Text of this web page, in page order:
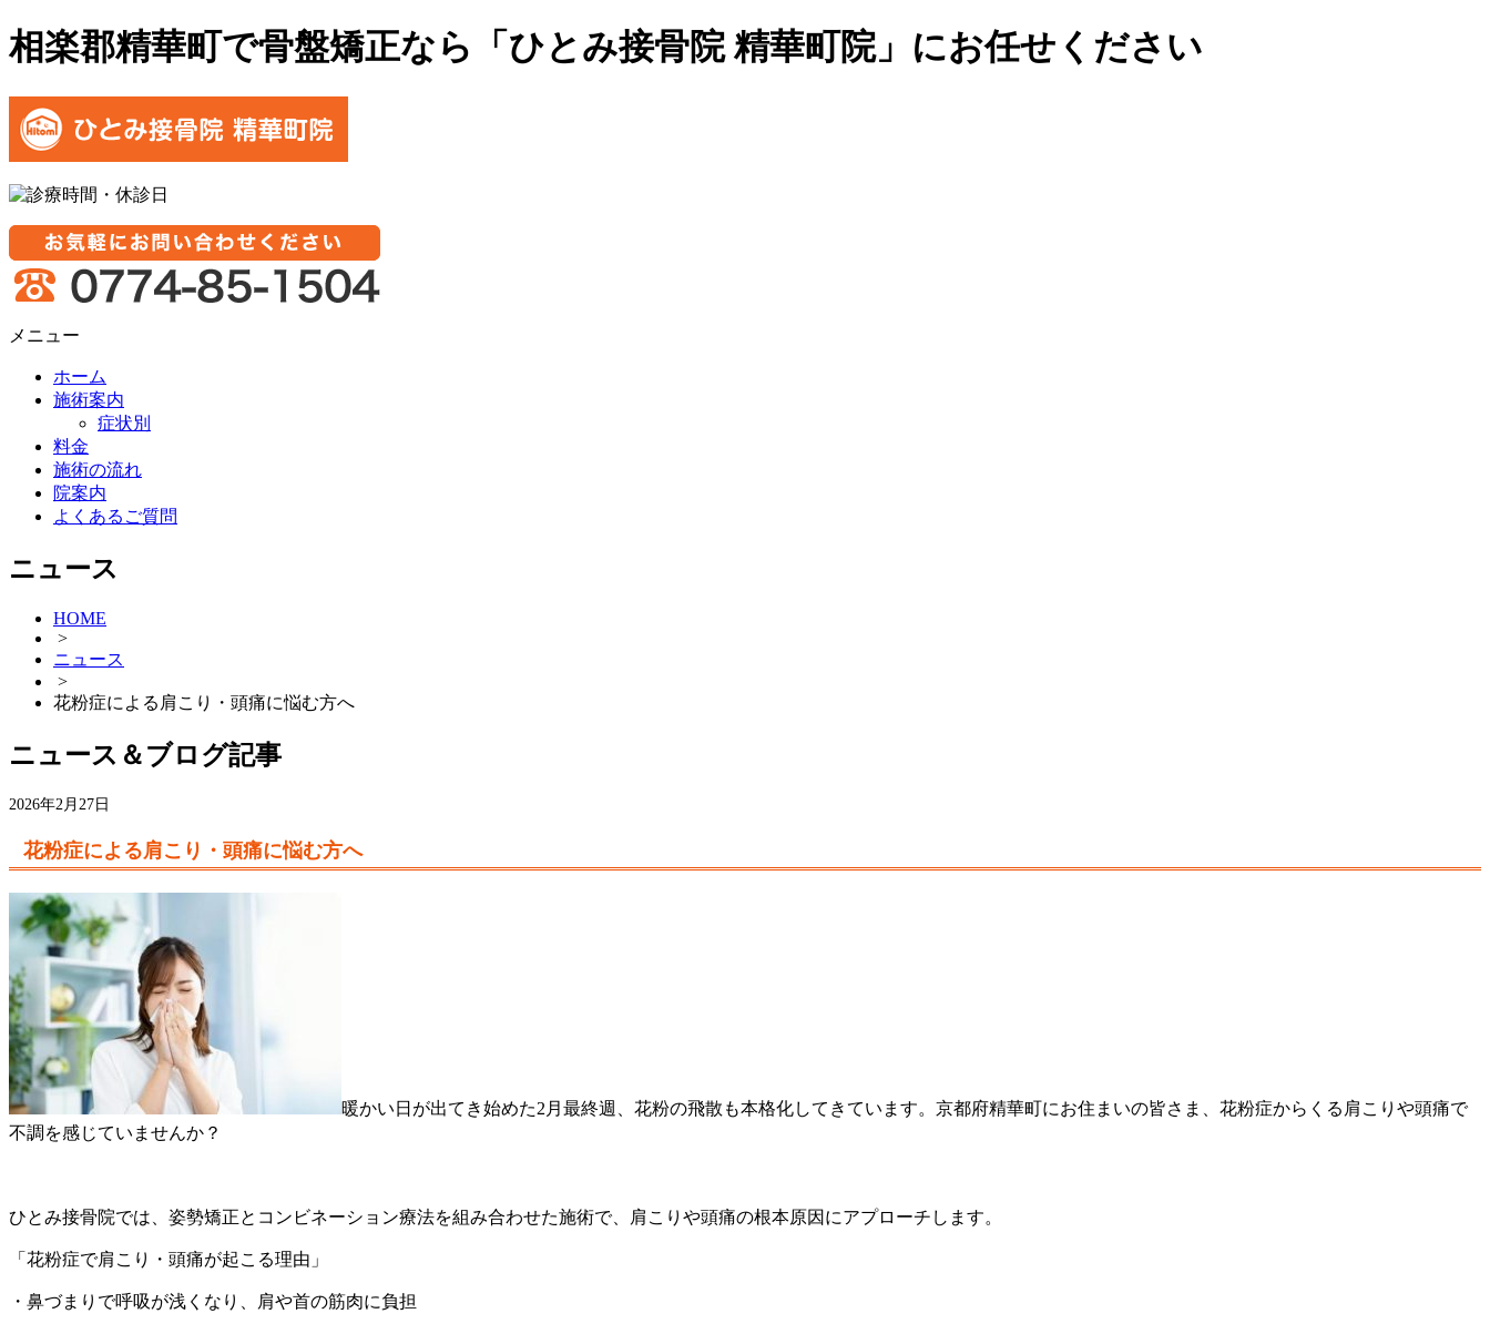
相楽郡精華町で骨盤矯正なら「ひとみ接骨院 精華町院」にお任せください
メニュー
ホーム
施術案内
症状別
料金
施術の流れ
院案内
よくあるご質問
ニュース
HOME
>
ニュース
>
花粉症による肩こり・頭痛に悩む方へ
ニュース＆ブログ記事
2026年2月27日
花粉症による肩こり・頭痛に悩む方へ
暖かい日が出てき始めた2月最終週、花粉の飛散も本格化してきています。京都府精華町にお住まいの皆さま、花粉症からくる肩こりや頭痛で
不調を感じていませんか？
ひとみ接骨院では、姿勢矯正とコンビネーション療法を組み合わせた施術で、肩こりや頭痛の根本原因にアプローチします。
「花粉症で肩こり・頭痛が起こる理由」
・鼻づまりで呼吸が浅くなり、肩や首の筋肉に負担